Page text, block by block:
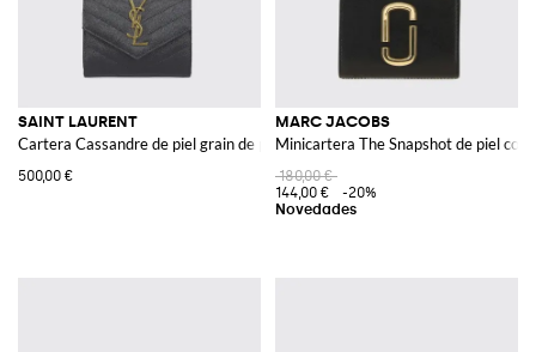
SAINT LAURENT
Cartera Cassandre de piel grain de poudre
500,00 €
MARC JACOBS
Minicartera The Snapshot de piel con
180,00 €
144,00 €
-20%